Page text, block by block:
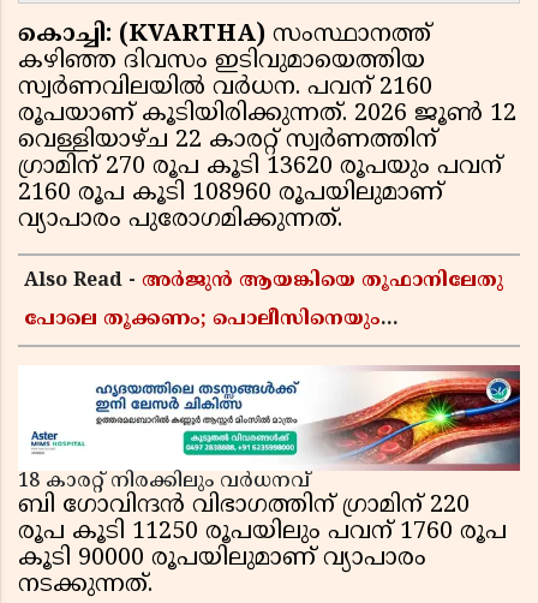
കൊച്ചി: (KVARTHA) സംസ്ഥാനത്ത്
കഴിഞ്ഞ ദിവസം ഇടിവുമായെത്തിയ
സ്വർണവിലയിൽ വർധന. പവന് 2160
രൂപയാണ് കൂടിയിരിക്കുന്നത്. 2026 ജൂൺ 12
വെള്ളിയാഴ്ച 22 കാരറ്റ് സ്വർണത്തിന്
ഗ്രാമിന് 270 രൂപ കൂടി 13620 രൂപയും പവന്
2160 രൂപ കൂടി 108960 രൂപയിലുമാണ്
വ്യാപാരം പുരോഗമിക്കുന്നത്.
Also Read - അർജുൻ ആയങ്കിയെ തൂഫാനിലേതു
പോലെ തൂക്കണം; പൊലീസിനെയും
ജയരാജൻ
18 കാരറ്റ് നിരക്കിലും വർധനവ്
ബി ഗോവിന്ദൻ വിഭാഗത്തിന് ഗ്രാമിന് 220
രൂപ കൂടി 11250 രൂപയിലും പവന് 1760 രൂപ
കൂടി 90000 രൂപയിലുമാണ് വ്യാപാരം
നടക്കുന്നത്.